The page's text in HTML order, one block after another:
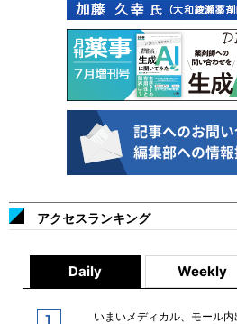
アクセスランキング
Daily Weekly
いまいメディカル、モール